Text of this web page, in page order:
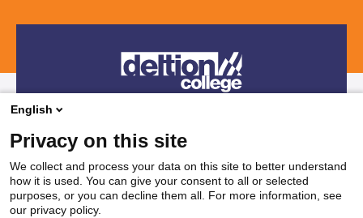
Voor decanen
Subsidies voor bedrijven
Bedrijvenloket en accountmanagers
Route
038 850 30 00
Mail contact
English
Privacy on this site
We collect and process your data on this site to better understand
how it is used. You can give your consent to all or selected
purposes, or you can decline them all. For more information, see
our privacy policy.